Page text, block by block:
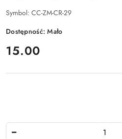
Symbol: CC-ZM-CR-29
Dostępność:Mało
cena:
15.00